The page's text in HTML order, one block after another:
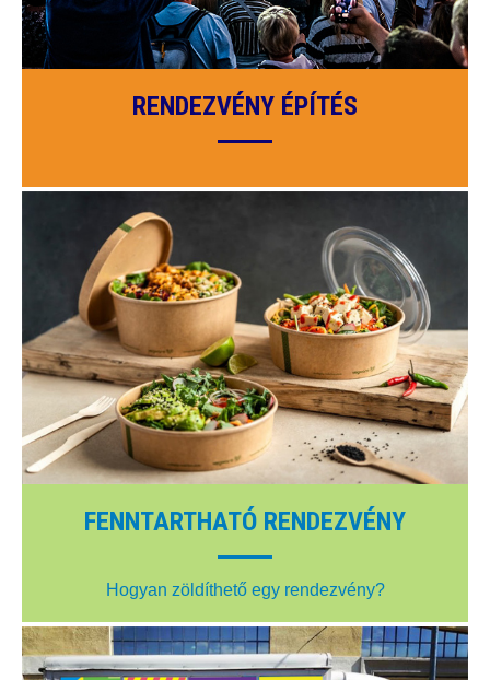
RENDEZVÉNY ÉPÍTÉS
FENNTARTHATÓ RENDEZVÉNY
Hogyan zöldíthető egy rendezvény?